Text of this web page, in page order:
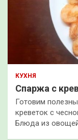
КУХНЯ
Спаржа с
Готовим
креветок с
Блюда из